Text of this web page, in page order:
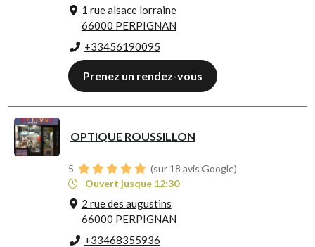
1 rue alsace lorraine
66000 PERPIGNAN
+33456190095
Prenez un rendez-vous
OPTIQUE ROUSSILLON
5
(sur 18 avis Google)
Ouvert jusque 12:30
2 rue des augustins
66000 PERPIGNAN
+33468355936